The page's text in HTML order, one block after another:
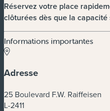
Réservez votre place
clôturées dès que la
Informations importantes
Adresse
25 Boulevard F.W. Raiffeisen
L-2411